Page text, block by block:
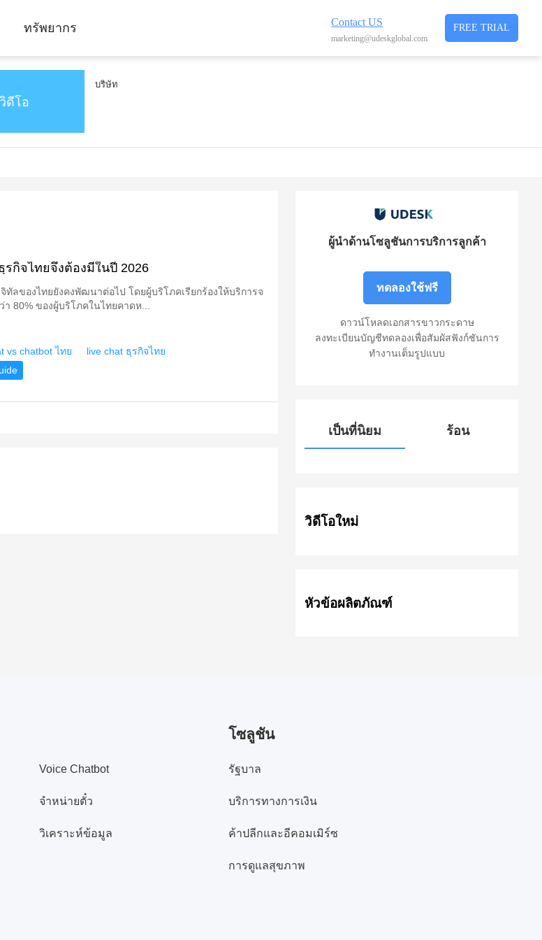
Contact US
marketing@udeskglobal.com
FREE TRIAL
ทรัพยากร
วิดีโอ
บริษัท
รกิจไทยจึงต้องมีในปี 2026
ลของไทยยังคงพัฒนาต่อไป โดยผู้บริโภคเรียกร้องให้บริการจ
80% ของผู้บริโภคในไทยคาดห...
vs chatbot ไทย
live chat ธุรกิจไทย
ผู้นำด้านโซลูชันการบริการลูกค้า
ทดลองใช้ฟรี
ดาวน์โหลดเอกสารขาวกระดาษ
ลงทะเบียนบัญชีทดลองเพื่อสัมผัสฟังก์ชันการ
ทำงานเต็มรูปแบบ
เป็นที่นิยม ร้อน
วิดีโอใหม่
หัวข้อผลิตภัณฑ์
Voice Chatbot
จำหน่ายตั๋ว
วิเคราะห์ข้อมูล
โซลูชัน
รัฐบาล
บริการทางการเงิน
ค้าปลีกและอีคอมเมิร์ซ
การดูแลสุขภาพ